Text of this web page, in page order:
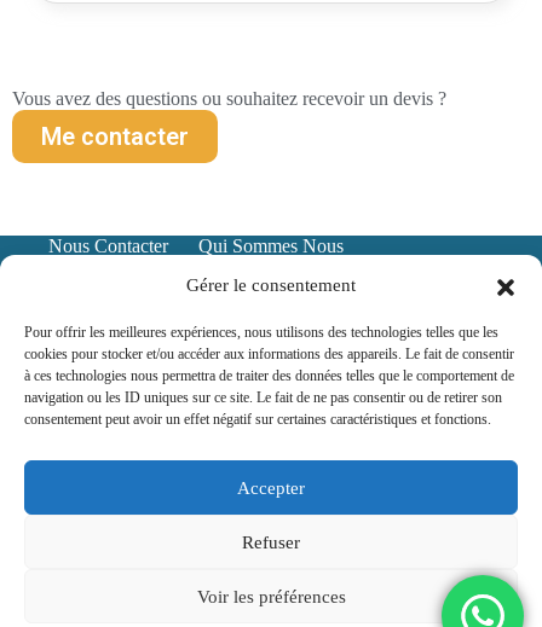
Gérer le consentement
Pour offrir les meilleures expériences, nous utilisons des technologies telles que les
cookies pour stocker et/ou accéder aux informations des appareils. Le fait de consentir
à ces technologies nous permettra de traiter des données telles que le comportement de
navigation ou les ID uniques sur ce site. Le fait de ne pas consentir ou de retirer son
consentement peut avoir un effet négatif sur certaines caractéristiques et fonctions.
Accepter
Refuser
Voir les préférences
Vous avez des questions ou souhaitez recevoir un devis ?
Me contacter
Nous Contacter
Qui Sommes Nous